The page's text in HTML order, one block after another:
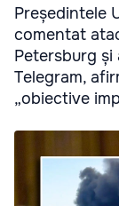
Președintele
comentat
Petersburg și
Telegram,
„obiective